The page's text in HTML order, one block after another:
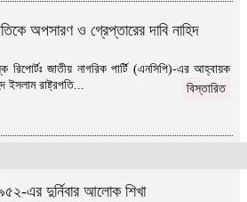
অপসারণ ও গ্রেপ্তারের দাবি নাহিদ
রিপোর্টঃ জাতীয় নাগরিক পার্টি (এনসিপি)-এর আহ্বায়ক
ইসলাম রাষ্ট্রপতি...
বিস্তারিত
এর দুর্নিবার আলোক শিখা